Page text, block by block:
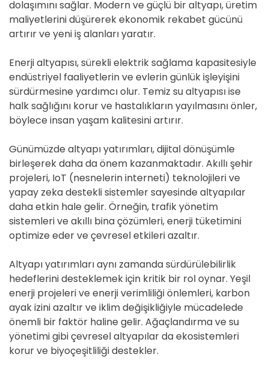
dolaşımını sağlar. Modern ve güçlü bir altyapı, üretim
maliyetlerini düşürerek ekonomik rekabet gücünü
artırır ve yeni iş alanları yaratır.
Enerji altyapısı, sürekli elektrik sağlama kapasitesiyle
endüstriyel faaliyetlerin ve evlerin günlük işleyişini
sürdürmesine yardımcı olur. Temiz su altyapısı ise
halk sağlığını korur ve hastalıkların yayılmasını önler,
böylece insan yaşam kalitesini artırır.
Günümüzde altyapı yatırımları, dijital dönüşümle
birleşerek daha da önem kazanmaktadır. Akıllı şehir
projeleri, IoT (nesnelerin interneti) teknolojileri ve
yapay zeka destekli sistemler sayesinde altyapılar
daha etkin hale gelir. Örneğin, trafik yönetim
sistemleri ve akıllı bina çözümleri, enerji tüketimini
optimize eder ve çevresel etkileri azaltır.
Altyapı yatırımları aynı zamanda sürdürülebilirlik
hedeflerini desteklemek için kritik bir rol oynar. Yeşil
enerji projeleri ve enerji verimliliği önlemleri, karbon
ayak izini azaltır ve iklim değişikliğiyle mücadelede
önemli bir faktör haline gelir. Ağaçlandırma ve su
yönetimi gibi çevresel altyapılar da ekosistemleri
korur ve biyoçeşitliliği destekler.